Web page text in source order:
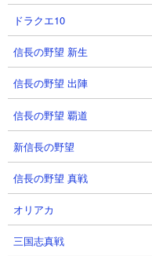
ネコセイバーオルタ
１．ネコセイバーオルタ
ドラクエ10
信長の野望 新生
信長の野望 出陣
信長の野望 覇道
新信長の野望
信長の野望 真戦
オリアカ
三国志真戦